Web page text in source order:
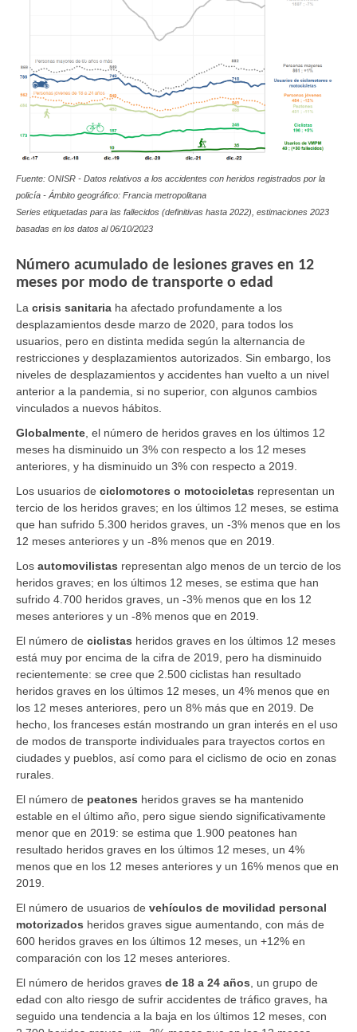
Fuente: ONISR - Datos relativos a los accidentes con heridos registrados por la
policía - Ámbito geográfico: Francia metropolitana
Series etiquetadas para las fallecidos (definitivas hasta 2022), estimaciones 2023
basadas en los datos al06/10/2023
Número acumulado de lesiones graves en 12
meses por modo de transporte o edad
La crisis sanitaria ha afectado profundamente a los
desplazamientos desde marzo de 2020, para todos los
usuarios, pero en distinta medida según la alternancia de
restricciones y desplazamientos autorizados. Sin embargo, los
niveles de desplazamientos y accidentes han vuelto a un nivel
anterior a la pandemia, si no superior, con algunos cambios
vinculados a nuevos hábitos.
Globalmente el número de heridos graves en los últimos 12
meses ha disminuido un 3% con respecto a los 12 meses
anteriores, y ha disminuido un 3% con respecto a 2019.
Los usuarios de ciclomotores o motocicletas representan un
tercio de los heridos graves; en los últimos 12 meses, se estima
que han sufrido 5.300 heridos graves, un -3% menos que en los
12 meses anteriores y un -8% menos que en 2019.
Los automovilistas representan algo menos de un tercio de los
heridos graves; en los últimos 12 meses, se estima que han
sufrido 4.700 heridos graves, un -3% menos que en los 12
meses anteriores y un -8% menos que en 2019.
El número de ciclistas heridos graves en los últimos 12 meses
está muy por encima de la cifra de 2019, pero ha disminuido
recientemente: se cree que 2.500 ciclistas han resultado
heridos graves en los últimos 12 meses, un 4% menos que en
los 12 meses anteriores, pero un 8% más que en 2019. De
hecho, los franceses están mostrando un gran interés en el uso
de modos de transporte individuales para trayectos cortos en
ciudades y pueblos, así como para el ciclismo de ocio en zonas
rurales.
El número de peatones heridos graves se ha mantenido
estable en el último año, pero sigue siendo significativamente
menor que en 2019: se estima que 1.900 peatones han
resultado heridos graves en los últimos 12 meses, un 4%
menos que en los 12 meses anteriores y un 16% menos que en
2019.
El número de usuarios de vehículos de movilidad personal
motorizados heridos graves sigue aumentando, con más de
600 heridos graves en los últimos 12 meses, un +12% en
comparación con los 12 meses anteriores.
El número de heridos graves de 18 a 24 años , un grupo de
edad con alto riesgo de sufrir accidentes de tráfico graves, ha
seguido una tendencia a la baja en los últimos 12 meses, con